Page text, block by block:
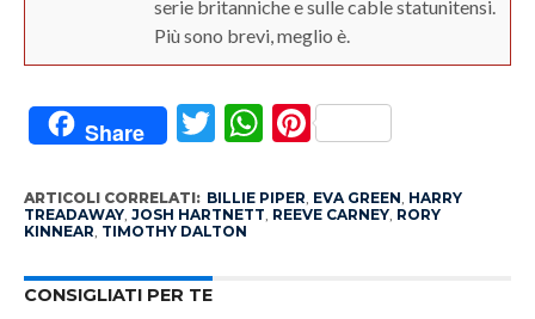
serie britanniche e sulle cable statunitensi.
Più sono brevi, meglio è.
Share Twitter
WhatsApp
Pinterest
ARTICOLI CORRELATI: BILLIE PIPER EVA GREEN HARRY
TREADAWAY, JOSH HARTNETT REEVE CARNEY, RORY
KINNEAR TIMOTHY DALTON
CONSIGLIATI PER TE